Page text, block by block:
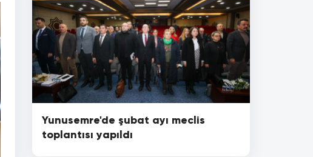
Yunusemre'de şubat ayı meclis
toplantısı yapıldı